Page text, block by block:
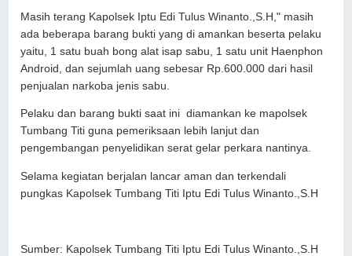
Masih terang Kapolsek Iptu Edi Tulus Winanto.,S.H," masih
ada beberapa barang bukti yang di amankan beserta pelaku
yaitu, 1 satu buah bong alat isap sabu, 1 satu unit Haenphon
Android, dan sejumlah uang sebesar Rp.600.000 dari hasil
penjualan narkoba jenis sabu.
Pelaku dan barang bukti saat ini diamankan ke mapolsek
Tumbang Titi guna pemeriksaan lebih lanjut dan
pengembangan penyelidikan serat gelar perkara nantinya.
Selama kegiatan berjalan lancar aman dan terkendali
pungkas Kapolsek Tumbang Titi Iptu Edi Tulus Winanto.,S.H
Sumber: Kapolsek Tumbang Titi Iptu Edi Tulus Winanto.,S.H